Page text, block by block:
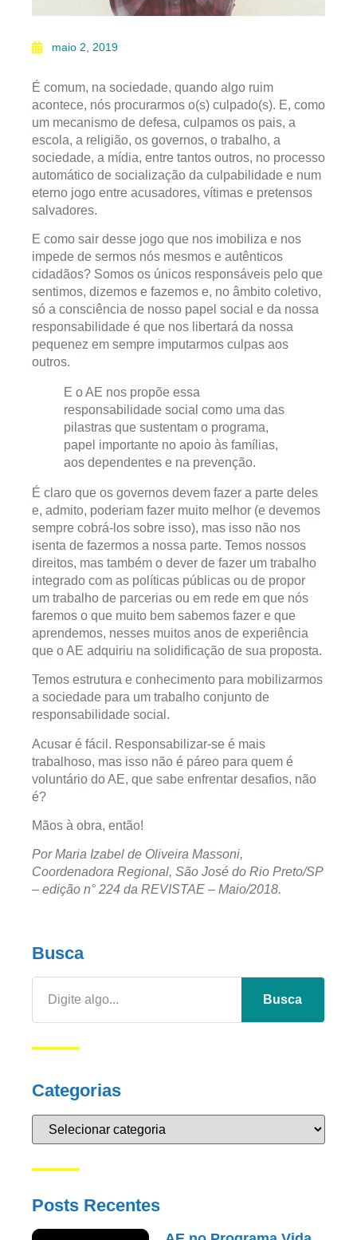
maio 2, 2019
É comum, na sociedade, quando algo ruim
acontece, nós procurarmos o(s) culpado(s). E, como
um mecanismo de defesa, culpamos os pais, a
escola, a religião, os governos, o trabalho, a
sociedade, a mídia, entre tantos outros, no processo
automático de socialização da culpabilidade e num
eterno jogo entre acusadores, vítimas e pretensos
salvadores.
E como sair desse jogo que nos imobiliza e nos
impede de sermos nós mesmos e autênticos
cidadãos? Somos os únicos responsáveis pelo que
sentimos, dizemos e fazemos e, no âmbito coletivo,
só a consciência de nosso papel social e da nossa
responsabilidade é que nos libertará da nossa
pequenez em sempre imputarmos culpas aos
outros.
E o AE nos propõe essa
responsabilidade social como uma das
pilastras que sustentam o programa,
papel importante no apoio às famílias,
aos dependentes e na prevenção.
É claro que os governos devem fazer a parte deles
e, admito, poderiam fazer muito melhor (e devemos
sempre cobrá-los sobre isso), mas isso não nos
isenta de fazermos a nossa parte. Temos nossos
direitos, mas também o dever de fazer um trabalho
integrado com as políticas públicas ou de propor
um trabalho de parcerias ou em rede em que nós
faremos o que muito bem sabemos fazer e que
aprendemos, nesses muitos anos de experiência
que o AE adquiriu na solidificação de sua proposta.
Temos estrutura e conhecimento para mobilizarmos
a sociedade para um trabalho conjunto de
responsabilidade social.
Acusar é fácil. Responsabilizar-se é mais
trabalhoso, mas isso não é páreo para quem é
voluntário do AE, que sabe enfrentar desafios, não
é?
Mãos à obra, então!
Por Maria Izabel de Oliveira Massoni,
Coordenadora Regional, São José do Rio Preto/SP
– edição n° 224 da REVISTAE – Maio/2018.
Busca
Busca
Categorias
Posts Recentes